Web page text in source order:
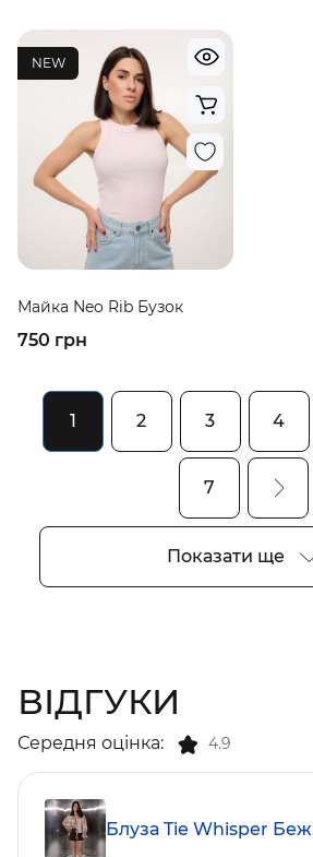
NEW
Майка Neo Rib Бузок
750 грн
1 2 3 4
7
Показати ще
ВІДГУКИ
Середня оцінка: 4.9
Блуза Tie Whisper Беж